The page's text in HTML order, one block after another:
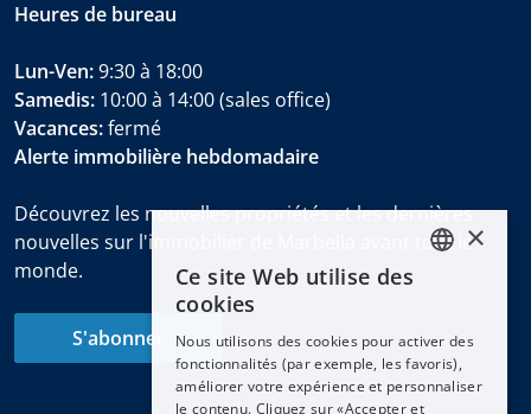
Heures de bureau
Lun-Ven:9:30 à 18:00
Samedis: 10:00 à 14:00 (sales office)
Vacances:fermé
Alerte immobilière hebdomadaire
Découvrez les nouvelles propriétés et les dernières
nouvelles sur l'immobilier de Marbella avant tout le
monde.
S'abonner
ENGLISH
DEUTSCH
FRANÇAIS
×
Ce site Web utilise des
cookies
Nous utilisons des cookies pour activer des
fonctionnalités (par exemple, les favoris),
améliorer votre expérience et personnaliser
le contenu. Cliquez sur «Accepter et